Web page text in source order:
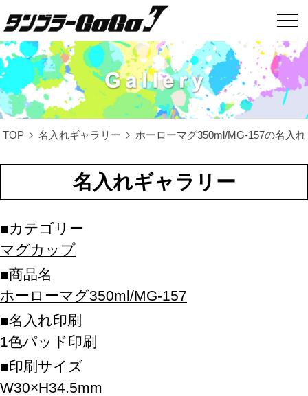
TOP 名入れギャラリー ホーローマグ350ml/MG-157の名入れ
名入れギャラリー
カテゴリー
マグカップ
商品名
ホーローマグ350ml/MG-157
名入れ印刷
1色パッド印刷
印刷サイズ
W30×H34.5mm